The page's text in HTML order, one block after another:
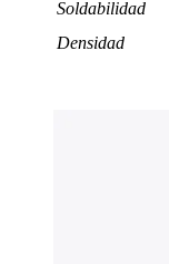
Soldabilidad
Densidad